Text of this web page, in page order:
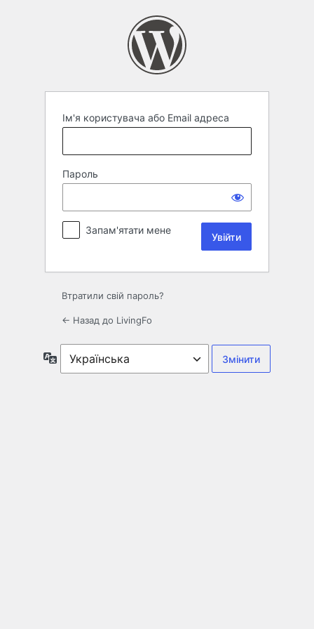
Ім'я користувача або Email адреса
Пароль
Запам'ятати мене
Втратили свій пароль?
← Назад до LivingFo
Мова